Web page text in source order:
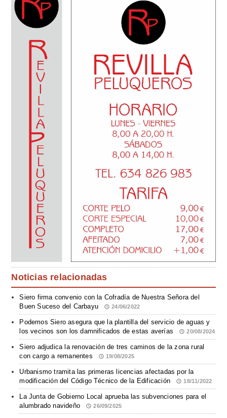
Noticias relacionadas
Siero firma convenio con la Cofradía de Nuestra Señora del
Buen Suceso del Carbayu
24/06/2022
Podemos Siero asegura que la plantilla del servicio de aguas y
los vecinos son los damnificados de estas averías
20/08/2024
Siero adjudica la renovación de tres caminos de la zona rural
con cargo a remanentes
19/08/2025
Urbanismo tramita las primeras licencias afectadas por la
modificación del Código Técnico de la Edificación
18/11/2022
La Junta de Gobierno Local aprueba las subvenciones para el
alumbrado navideño
26/09/2025